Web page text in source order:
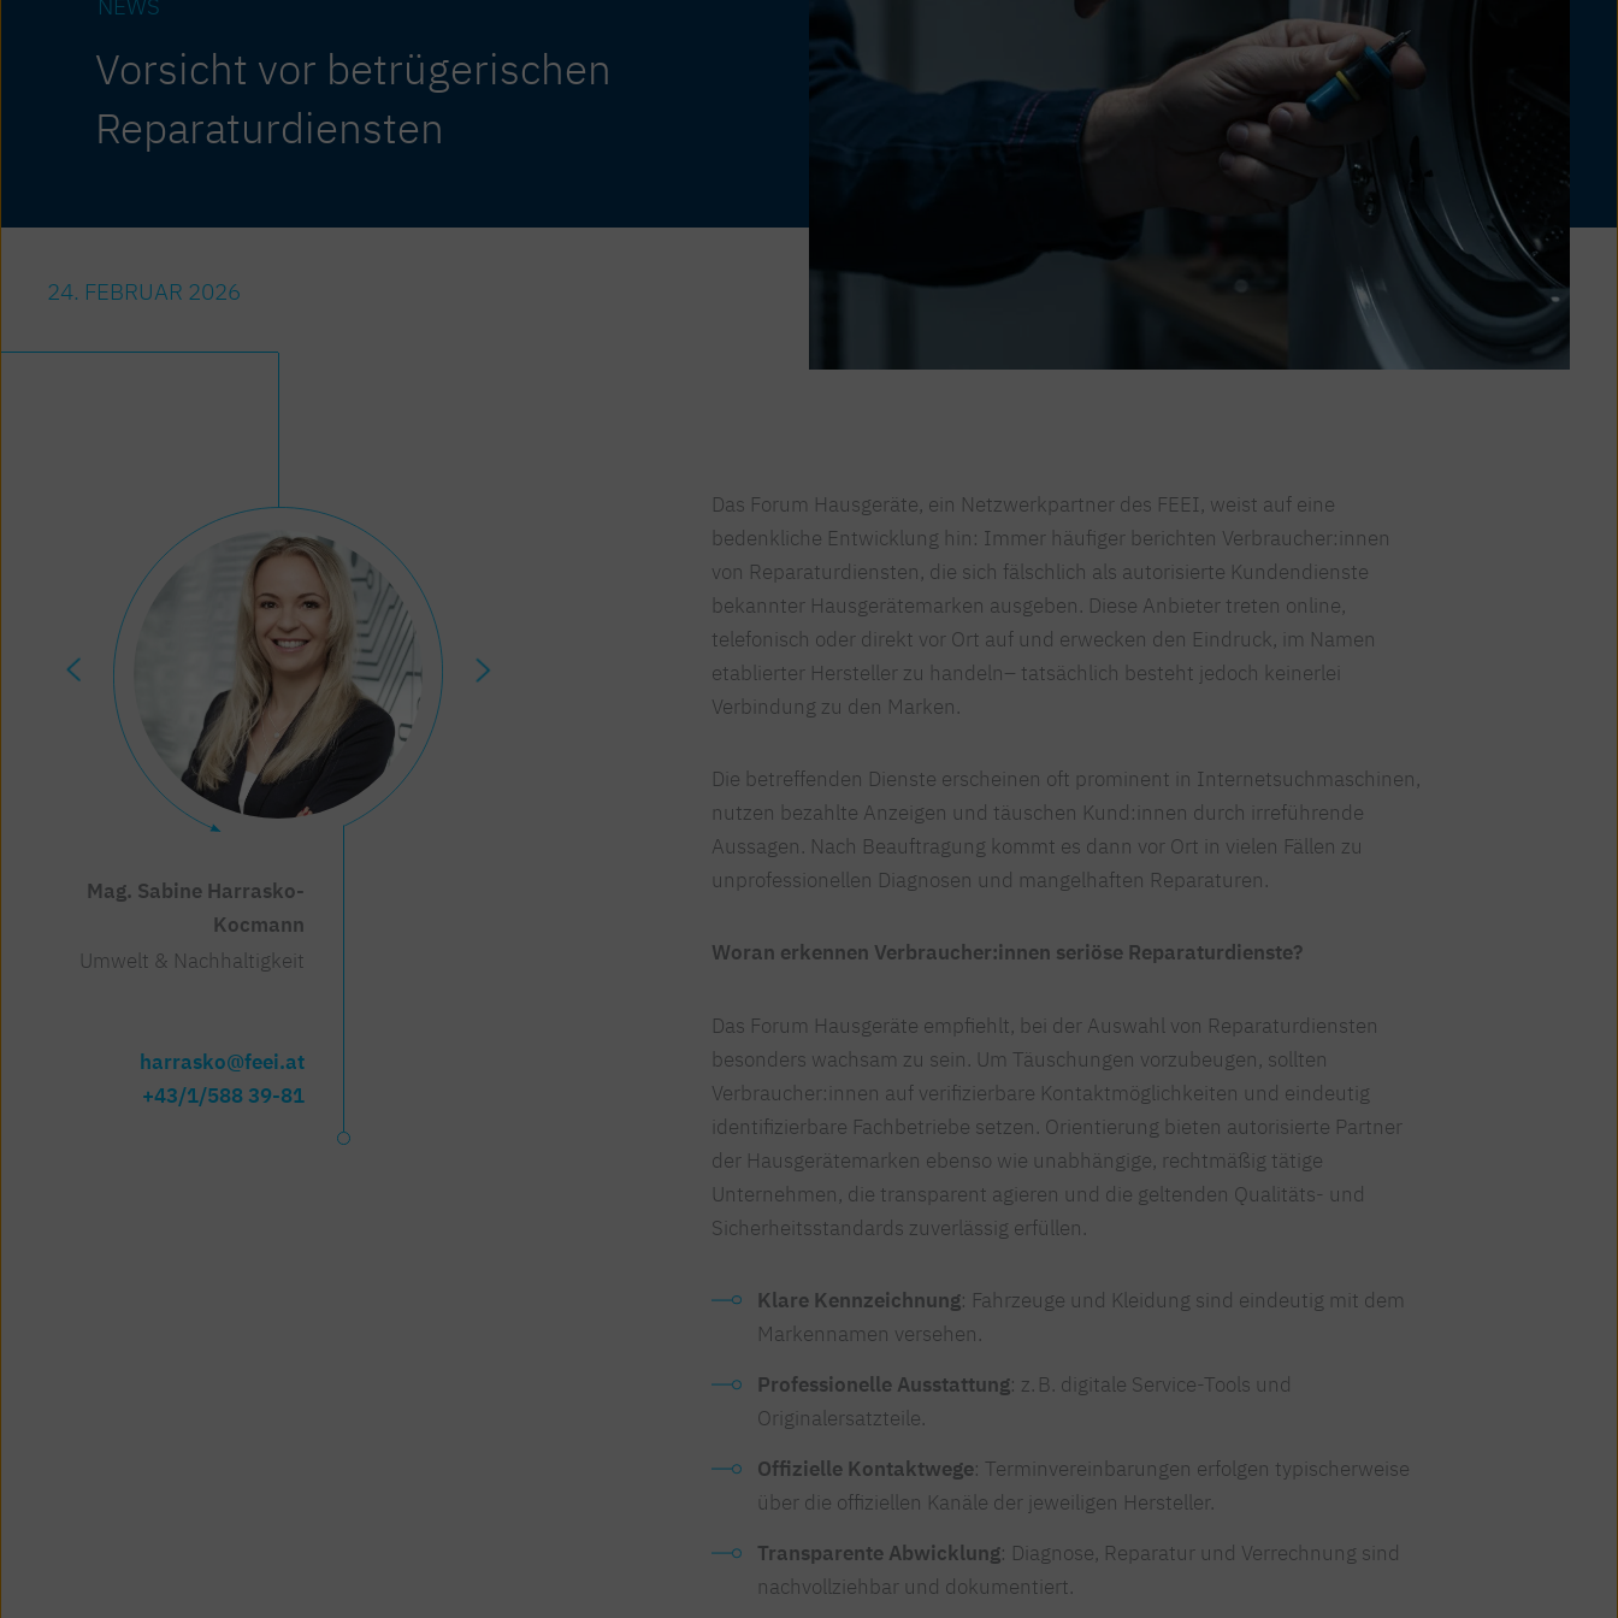
Vorsicht vor betrügerischen
Reparaturdiensten
24. FEBRUAR 2026
Mag. Sabine Harrasko-
Kocmann
Umwelt & Nachhaltigkeit
harrasko@feei.at
+43/1/588 39-81
Mag. (FH) Natalie Maranda
Umwelt & Nachhaltigkeit
+43/1/588 39-84
Das Forum Hausgeräte, ein Netzwerkpartner des FEEI, weist auf eine
bedenkliche Entwicklung hin: Immer häufiger berichten Verbraucher:innen
von Reparaturdiensten, die sich fälschlich als autorisierte Kundendienste
bekannter Hausgerätemarken ausgeben. Diese Anbieter treten online,
telefonisch oder direkt vor Ort auf und erwecken den Eindruck, im Namen
etablierter Hersteller zu handeln– tatsächlich besteht jedoch keinerlei
Verbindung zu den Marken.
Die betreffenden Dienste erscheinen oft prominent in Internetsuchmaschinen,
nutzen bezahlte Anzeigen und täuschen Kund:innen durch irreführende
Aussagen. Nach Beauftragung kommt es dann vor Ort in vielen Fällen zu
unprofessionellen Diagnosen und mangelhaften Reparaturen.
Woran erkennen Verbraucher:innen seriöse Reparaturdienste?
Das Forum Hausgeräte empfiehlt, bei der Auswahl von Reparaturdiensten
besonders wachsam zu sein. Um Täuschungen vorzubeugen, sollten
Verbraucher:innen auf verifizierbare Kontaktmöglichkeiten und eindeutig
identifizierbare Fachbetriebe setzen. Orientierung bieten autorisierte Partner
der Hausgerätemarken ebenso wie unabhängige, rechtmäßig tätige
Unternehmen, die transparent agieren und die geltenden Qualitäts- und
Sicherheitsstandards zuverlässig erfüllen.
Klare Kennzeichnung: Fahrzeuge und Kleidung sind eindeutig mit dem
Markennamen versehen.
Professionelle Ausstattung: z. B. digitale Service-Tools und
Originalersatzteile.
Offizielle Kontaktwege: Terminvereinbarungen erfolgen typischerweise
über die offiziellen Kanäle der jeweiligen Hersteller.
Transparente Abwicklung: Diagnose, Reparatur und Verrechnung sind
nachvollziehbar und dokumentiert.